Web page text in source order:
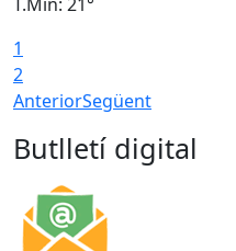
1
2
AnteriorSegüent
Butlletí digital